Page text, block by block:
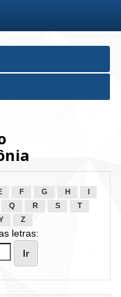
F G H
Q R S
T
Z
letras: